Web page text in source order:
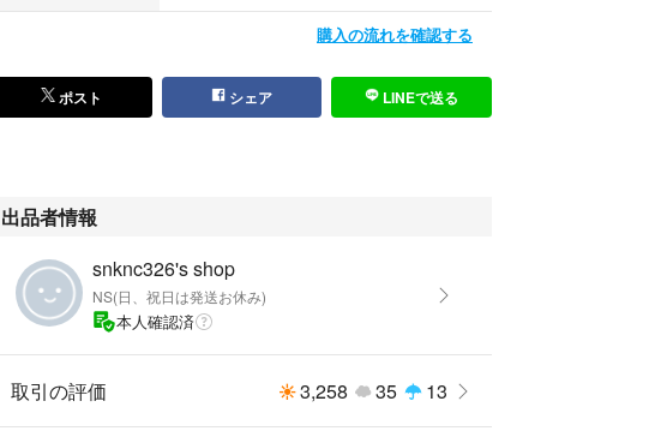
・一度人の手に渡った中古品ですので神経質な方はご購入お控えくだ
さい。
・あくまで当方主観です（簡易チェックのみ、見落としがある場合も
・元箱がある商品に関しまして、スレや汚れ・一部破れ等ある場合も
ございます。
・写真は撮影時の天候や光の状態及びモニター環境により、実物と若
干違って見える事がございます。
・注文間違いやイメージと違うなど、お客様都合による一方的なキャ
ンセル・返品・交換は対応出来かねます。
了承下さい。
購入の流れを確認する
ポスト シェア LINEで送る
出品者情報
snknc326's shop
NS(日、祝日は発送お休み)
本人確認済
取引の評価 3,258 35 13